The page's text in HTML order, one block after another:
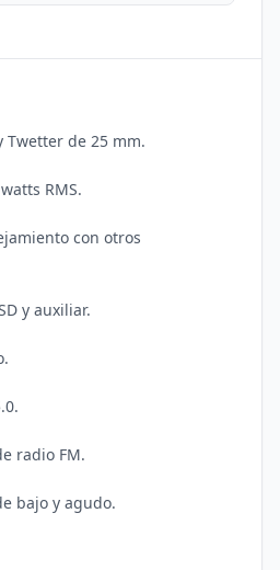
Twetter de 25 mm.
RMS.
con otros
y auxiliar.
radio FM.
bajo y agudo.